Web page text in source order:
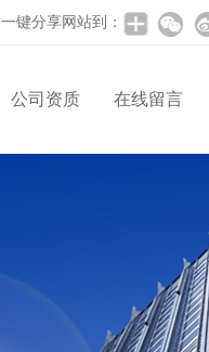
一键分享网站到：
公司资质 在线留言